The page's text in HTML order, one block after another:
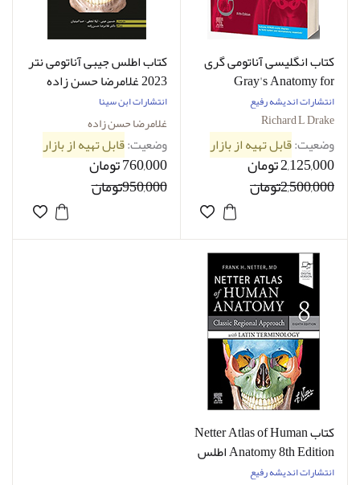
کتاب انگلیسی آناتومی گری
Gray's Anatomy for
Students 5th Edition 2024
انتشارات اندیشه رفیع
Richard L Drake
وضعیت:قابل تهیه از بازار
2,125,000 تومان
2,500,000تومان
کتاب اطلس جیبی آناتومی نتر
2023 غلامرضا حسن زاده
انتشارات ابن سینا
غلامرضا حسن زاده
وضعیت:قابل تهیه از بازار
760,000 تومان
950,000تومان
کتاب Netter Atlas of Human
Anatomy 8th Edition اطلس
آناتومی نتر 2023 زبان اصلی
انتشارات اندیشه رفیع